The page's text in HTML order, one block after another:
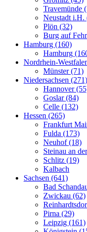
Travemünde
Neustadt i.H.
Plön (32)
Burg auf
Hamburg (160)
Hamburg
Nordrhein-
Münster (71)
Niedersachsen (271)
Hannover
Goslar (84)
Celle (132)
Hessen (265)
Frankfurt
Fulda (173)
Neuhof (18)
Steinau an
Schlitz (19)
Kalbach
Sachsen (641)
Bad
Zwickau (62)
Pirna (29)
Leipzig (161)